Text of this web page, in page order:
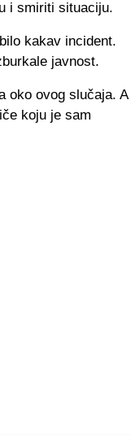
i smiriti situaciju.
kakav incident.
javnost.
oko ovog slučaja. A
koju je sam